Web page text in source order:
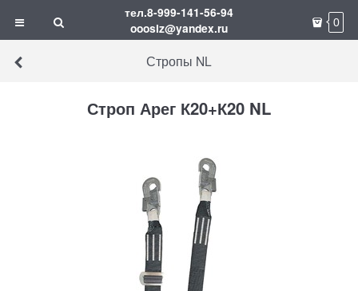
тел.8-999-141-56-94
ooosiz@yandex.ru
0
Стропы NL
Строп Арег К20+К20 NL